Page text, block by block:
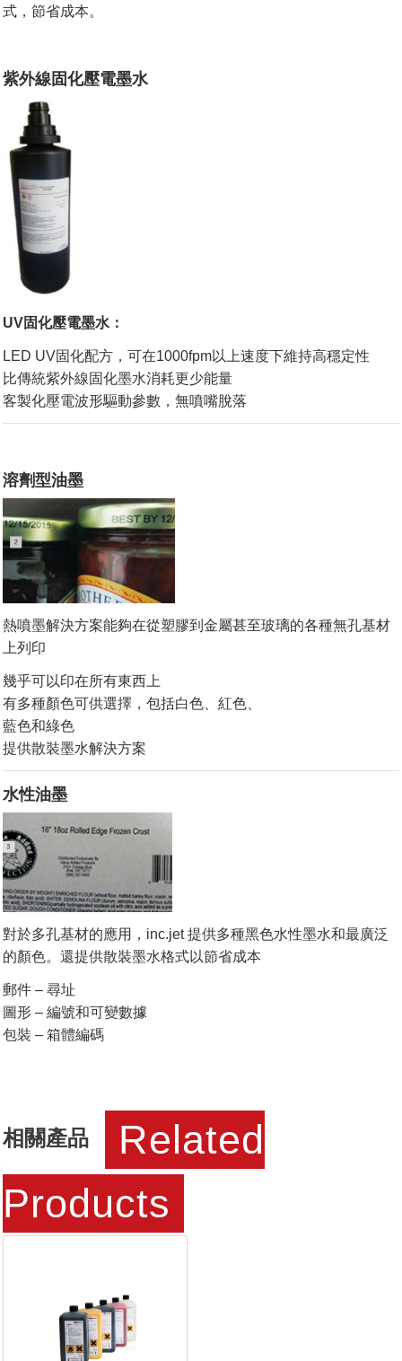
式，節省成本。
紫外線固化壓電墨水
UV固化壓電墨水：
LED UV固化配方，可在1000fpm以上速度下維持高穩定性
比傳統紫外線固化墨水消耗更少能量
客製化壓電波形驅動參數，無噴嘴脫落
溶劑型油墨
熱噴墨解決方案能夠在從塑膠到金屬甚至玻璃的各種無孔基材
上列印
幾乎可以印在所有東西上
有多種顏色可供選擇，包括白色、紅色、
藍色和綠色
提供散裝墨水解決方案
水性油墨
對於多孔基材的應用，inc.jet 提供多種黑色水性墨水和最廣泛
的顏色。還提供散裝墨水格式以節省成本
郵件 – 尋址
圖形 – 編號和可變數據
包裝 – 箱體編碼
相關產品
Related
Products